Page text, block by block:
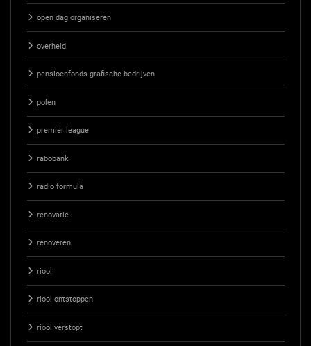
open dag organiseren
overheid
pensioenfonds grafische bedrijven
polen
premier league
rabobank
radio formula
renovatie
renoveren
riool
riool ontstoppen
riool verstopt